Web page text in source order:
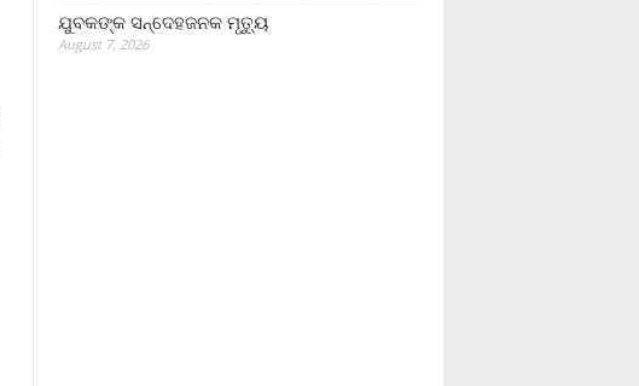
ଯୁବକଙ୍କ ସନ୍ଦେହଜନକ ମୃତ୍ୟୁ
August 7, 2026